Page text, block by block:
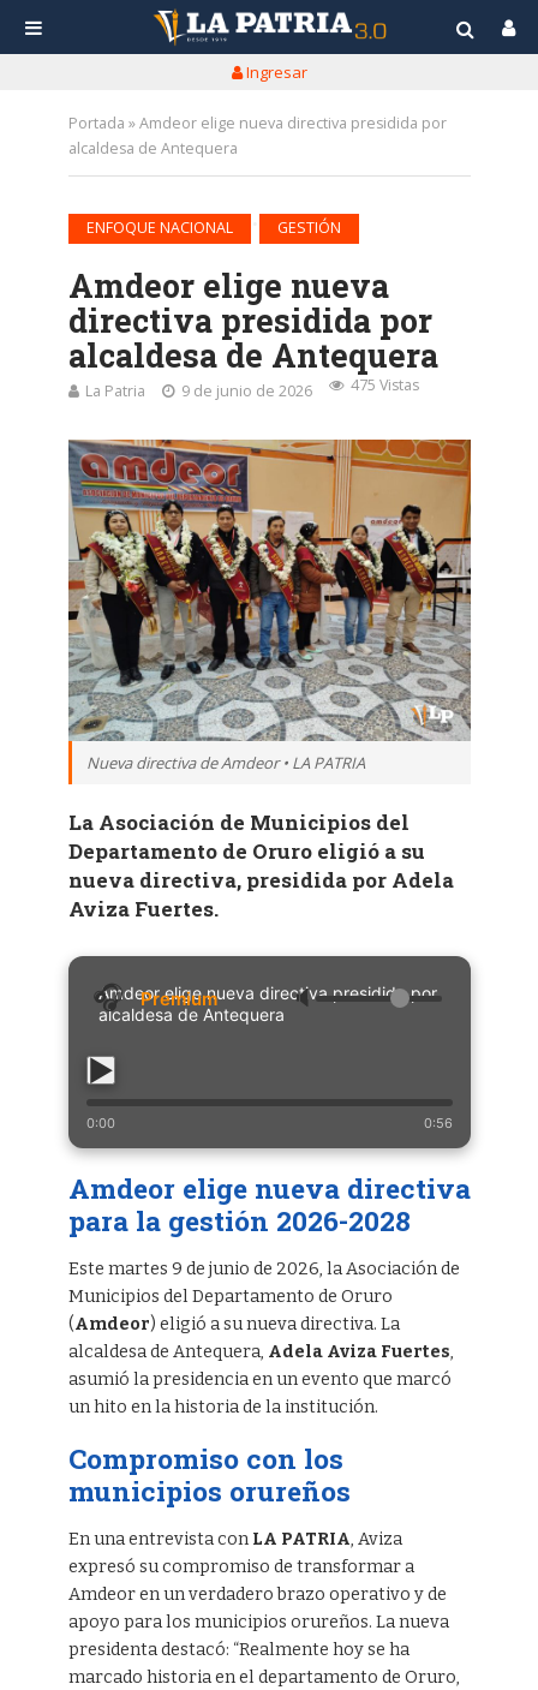
Ingresar
Portada »Amdeor elige nueva directiva presidida por
alcaldesa de Antequera
ENFOQUE NACIONAL GESTIÓN
Amdeor elige nueva
directiva presidida por
alcaldesa de Antequera
La Patria 9 de junio de 2026 475 Vistas
Nueva directiva de Amdeor • LA PATRIA
La Asociación de Municipios del
Departamento de Oruro eligió a su
nueva directiva, presidida por Adela
Aviza Fuertes.
Amdeor elige nueva directiva presidida por
alcaldesa de Antequera
🔈
0:00 0:56
Amdeor elige nueva directiva
para la gestión 2026-2028
Este martes 9 de junio de 2026, la Asociación de
Municipios del Departamento de Oruro
(Amdeor) eligió a su nueva directiva. La
alcaldesa de Antequera, Adela Aviza Fuertes,
asumió la presidencia en un evento que marcó
un hito en la historia de la institución.
Compromiso con los
municipios orureños
En una entrevista con LA PATRIA, Aviza
expresó su compromiso de transformar a
Amdeor en un verdadero brazo operativo y de
apoyo para los municipios orureños. La nueva
presidenta destacó: “Realmente hoy se ha
marcado historia en el departamento de Oruro,